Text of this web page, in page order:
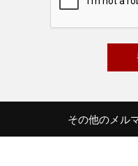
その他のメル